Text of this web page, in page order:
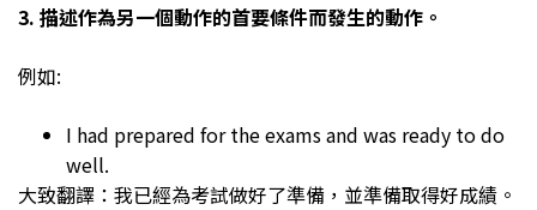
3. 描述作為另一個動作的首要條件而發生的動作。
例如:
I had prepared for the exams and was ready to do
well.
大致翻譯：我已經為考試做好了準備，並準備取得好成績。